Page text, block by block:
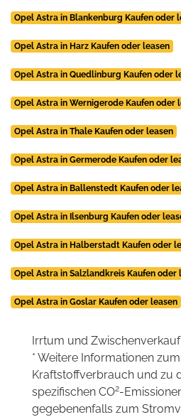
Opel Astra in Blankenburg Kaufen oder
Opel Astra in Harz Kaufen oder leasen
Opel Astra in Quedlinburg Kaufen oder
Opel Astra in Wernigerode Kaufen oder
Opel Astra in Thale Kaufen oder leasen
Opel Astra in Germerode Kaufen oder
Opel Astra in Ballenstedt Kaufen oder
Opel Astra in Ilsenburg Kaufen oder
Opel Astra in Halberstadt Kaufen oder
Opel Astra in Salzlandkreis Kaufen oder
Opel Astra in Goslar Kaufen oder leasen
Irrtum und
* Weitere Informationen
Kraftstoffverbrauch und zu
spezifischen CO2-
gegebenenfalls zum